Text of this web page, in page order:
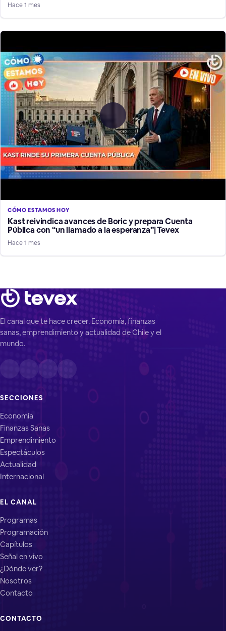
Hace 1 mes
CÓMO ESTAMOS HOY
Kast reivindica avances de Boric y prepara Cuenta
Pública con “un llamado a la esperanza”| Tevex
Hace 1 mes
El canal que te hace crecer. Economía, finanzas
sanas, emprendimiento y actualidad de Chile y el
mundo.
SECCIONES
Economía
Finanzas Sanas
Emprendimiento
Espectáculos
Actualidad
Internacional
EL CANAL
Programas
Programación
Capítulos
Señal en vivo
¿Dónde ver?
Nosotros
Contacto
CONTACTO